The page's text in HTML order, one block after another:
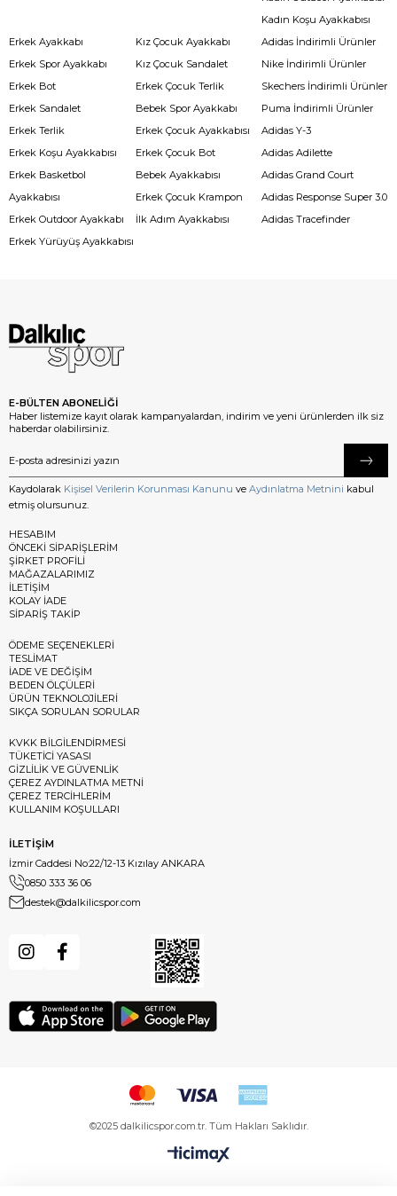
Kadın Koşu Ayakkabısı
Erkek Ayakkabı
Erkek Spor Ayakkabı
Erkek Bot
Erkek Sandalet
Erkek Terlik
Erkek Koşu Ayakkabısı
Erkek Basketbol
Ayakkabısı
Erkek Outdoor Ayakkabı
Erkek Yürüyüş Ayakkabısı
Kız Çocuk Ayakkabı
Kız Çocuk Sandalet
Erkek Çocuk Terlik
Bebek Spor Ayakkabı
Erkek Çocuk Ayakkabısı
Erkek Çocuk Bot
Bebek Ayakkabısı
Erkek Çocuk Krampon
İlk Adım Ayakkabısı
Adidas İndirimli Ürünler
Nike İndirimli Ürünler
Skechers İndirimli Ürünler
Puma İndirimli Ürünler
Adidas Y-3
Adidas Adilette
Adidas Grand Court
Adidas Response Super 3.0
Adidas Tracefinder
E-BÜLTEN ABONELİĞİ
Haber listemize kayıt olarak kampanyalardan, indirim ve yeni ürünlerden ilk siz
haberdar olabilirsiniz.
Kaydolarak Kişisel Verilerin Korunması Kanunu ve Aydınlatma Metnini kabul
etmiş olursunuz.
HESABIM
ÖNCEKİ SİPARİŞLERİM
ŞİRKET PROFİLİ
MAĞAZALARIMIZ
İLETİŞİM
KOLAY İADE
SİPARİŞ TAKİP
ÖDEME SEÇENEKLERİ
TESLİMAT
İADE VE DEĞİŞİM
BEDEN ÖLÇÜLERİ
ÜRÜN TEKNOLOJİLERİ
SIKÇA SORULAN SORULAR
KVKK BİLGİLENDİRMESİ
TÜKETİCİ YASASI
GİZLİLİK VE GÜVENLİK
ÇEREZ AYDINLATMA METNİ
ÇEREZ TERCİHLERİM
KULLANIM KOŞULLARI
İLETİŞİM
İzmir Caddesi No:22/12-13 Kızılay ANKARA
0850 333 36 06
destek@dalkilicspor.com
©2025 dalkilicspor.com.tr. Tüm Hakları Saklıdır.